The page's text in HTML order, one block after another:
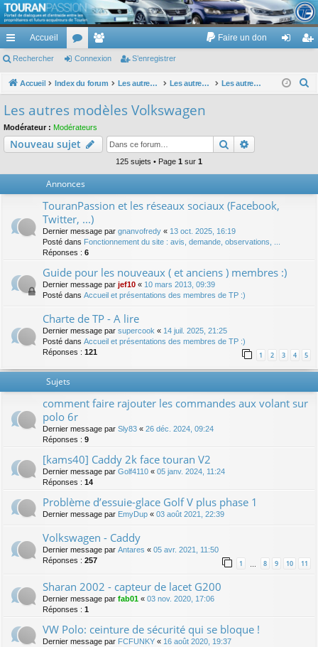
TouranPassion
Le forum des propriétaires ou futurs acquéreurs du Volkswagen Touran
cc
ès
pi
de
Accueil
or
u
e
m
Faire un don
ne nr
Rechercher Connexion S’enregistrer
Accueil Index du forum Les autres voitures et ce qui touche à la voiture Les autres modèles du groupe VW Les autres modèles Volkswagen
c
Les autres modèles Volkswagen
Modérateur : Modérateurs
Nouveau sujet Rechercher
125 sujets • Page 1 sur 1
Annonces
TouranPassion et les réseaux sociaux (Facebook,
Twitter, ...)
Dernier message par gnanvofredy « 13 oct. 2025, 16:19
Posté dans Fonctionnement du site : avis, demande, observations, ...
Réponses : 6
Guide pour les nouveaux ( et anciens ) membres :)
Dernier message par jef10 « 10 mars 2013, 09:39
Posté dans Accueil et présentations des membres de TP :)
Charte de TP - A lire
Dernier message par supercook « 14 juil. 2025, 21:25
Posté dans Accueil et présentations des membres de TP :)
Réponses : 121 1 2 3 4 5
Sujets
comment faire rajouter les commandes aux volant sur
polo 6r
Dernier message par Sly83 « 26 déc. 2024, 09:24
Réponses : 9
[kams40] Caddy 2k face touran V2
Dernier message par Golf4110 « 05 janv. 2024, 11:24
Réponses : 14
Problème d’essuie-glace Golf V plus phase 1
Dernier message par EmyDup « 03 août 2021, 22:39
Volkswagen - Caddy
Dernier message par Antares « 05 avr. 2021, 11:50
Réponses : 257 1 … 8 9 10 11
Sharan 2002 - capteur de lacet G200
Dernier message par fab01 « 03 nov. 2020, 17:06
Réponses : 1
VW Polo: ceinture de sécurité qui se bloque !
Dernier message par FCFUNKY « 16 août 2020, 19:37